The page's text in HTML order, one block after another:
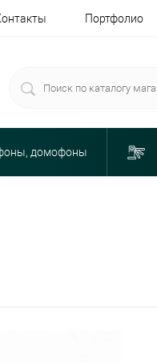
Портфолио
домофоны